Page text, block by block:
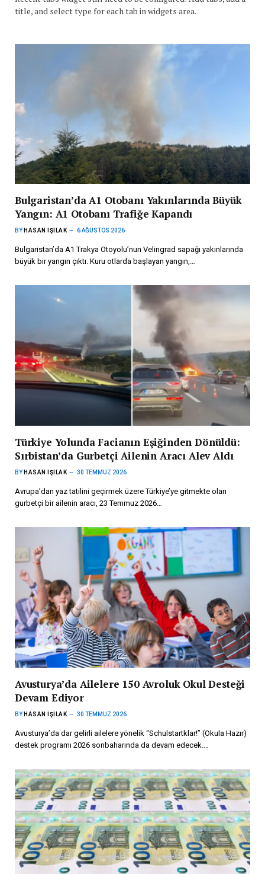
title, and select type for each tab in widgets area.
Bulgaristan’da A1 Otobanı Yakınlarında Büyük
Yangın: A1 Otobanı Trafiğe Kapandı
BY HASAN IŞILAK 6 AĞUSTOS 2026
Bulgaristan’da A1 Trakya Otoyolu’nun Velingrad sapağı yakınlarında
büyük bir yangın çıktı. Kuru otlarda başlayan yangın,…
Türkiye Yolunda Facianın Eşiğinden Dönüldü:
Sırbistan’da Gurbetçi Ailenin Aracı Alev Aldı
BY HASAN IŞILAK 30 TEMMUZ 2026
Avrupa’dan yaz tatilini geçirmek üzere Türkiye’ye gitmekte olan
gurbetçi bir ailenin aracı, 23 Temmuz 2026…
Avusturya’da Ailelere 150 Avroluk Okul Desteği
Devam Ediyor
BY HASAN IŞILAK 30 TEMMUZ 2026
Avusturya’da dar gelirli ailelere yönelik “Schulstartklar!” (Okula Hazır)
destek programı 2026 sonbaharında da devam edecek.…